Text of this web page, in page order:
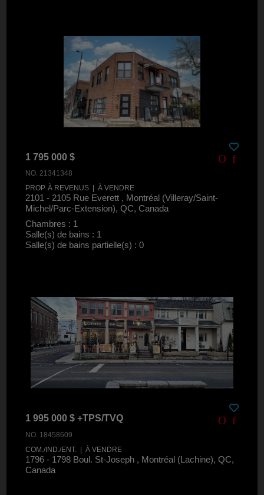
1 795 000 $
NO. 21341348
PROP. À REVENUS | À VENDRE
2101 - 2105 Rue Everett , Montréal (Villeray/Saint-
Michel/Parc-Extension), QC, Canada
Chambres : 1
Salle(s) de bains : 1
Salle(s) de bains partielle(s) : 0
1 995 000 $ +TPS/TVQ
NO. 18458609
COM./IND./ENT. | À VENDRE
1796 - 1798 Boul. St-Joseph , Montréal (Lachine), QC,
Canada